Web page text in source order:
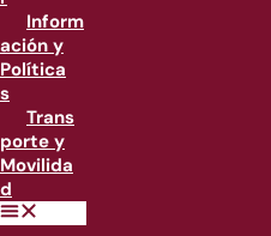
Inform
ación y
Política
s
Trans
porte y
Movilida
d